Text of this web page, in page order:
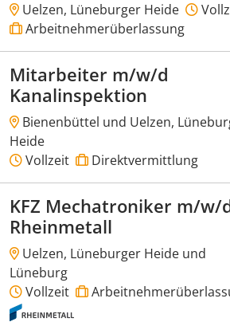
Uelzen, Lüneburger Heide
Arbeitnehmerüberlassung
Mitarbeiter m/w/d
Kanalinspektion
Bienenbüttel und Uelzen,
Heide
Vollzeit
Direktvermittlung
KFZ Mechatroniker m/w/
Rheinmetall
Uelzen, Lüneburger Heide und
Lüneburg
Vollzeit